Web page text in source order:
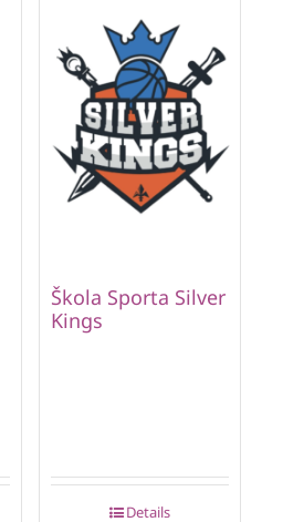
Škola Sporta Silver
Kings
Details